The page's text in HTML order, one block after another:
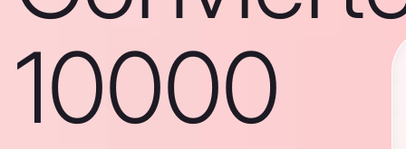
10000